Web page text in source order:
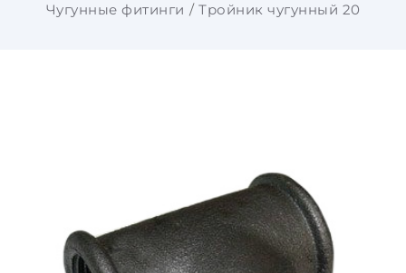
Чугунные фитинги
Тройник чугунный 20